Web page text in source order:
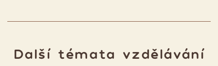
Další témata vzdělávání